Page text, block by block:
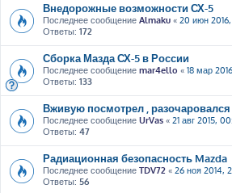
Внедорожные возможности СХ-5
Последнее сообщение Almaku « 20 июн 2016,
Ответы: 172
Сборка Мазда СХ-5 в России
Последнее сообщение mar4ello « 18 мар
Ответы: 133
Вживую посмотрел , разочаровался
Последнее сообщение UrVas « 21 авг 2015,
Ответы: 47
Радиационная безопасность Mazda
Последнее сообщение TDV72 « 26 ноя 2014,
Ответы: 56